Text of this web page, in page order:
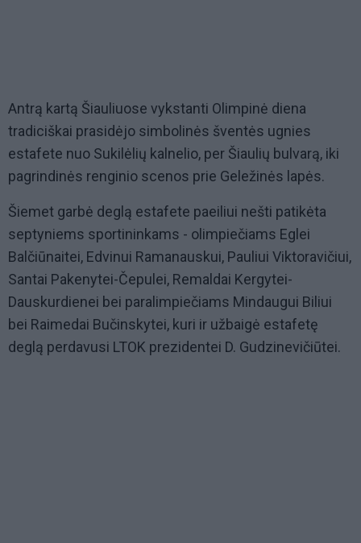
Antrą kartą Šiauliuose vykstanti Olimpinė diena
tradiciškai prasidėjo simbolinės šventės ugnies
estafete nuo Sukilėlių kalnelio, per Šiaulių bulvarą, iki
pagrindinės renginio scenos prie Geležinės lapės.
Šiemet garbė deglą estafete paeiliui nešti patikėta
septyniems sportininkams - olimpiečiams Eglei
Balčiūnaitei, Edvinui Ramanauskui, Pauliui Viktoravičiui,
Santai Pakenytei-Čepulei, Remaldai Kergytei-
Dauskurdienei bei paralimpiečiams Mindaugui Biliui
bei Raimedai Bučinskytei, kuri ir užbaigė estafetę
deglą perdavusi LTOK prezidentei D. Gudzinevičiūtei.